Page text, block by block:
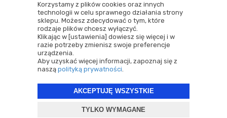
Korzystamy z plików cookies oraz innych
technologii w celu sprawnego działania strony
sklepu. Możesz zdecydować o tym, które
rodzaje plików chcesz wyłączyć.
Klikając w [ustawienia] dowiesz się więcej i w
razie potrzeby zmienisz swoje preferencje
urządzenia.
Aby uzyskać więcej informacji, zapoznaj się z
naszą polityką prywatności.
AKCEPTUJĘ WSZYSTKIE
TYLKO WYMAGANE
ul. Agrestowa 1
83-010 Rekcin
2026 © Copyrights by |Detailing House